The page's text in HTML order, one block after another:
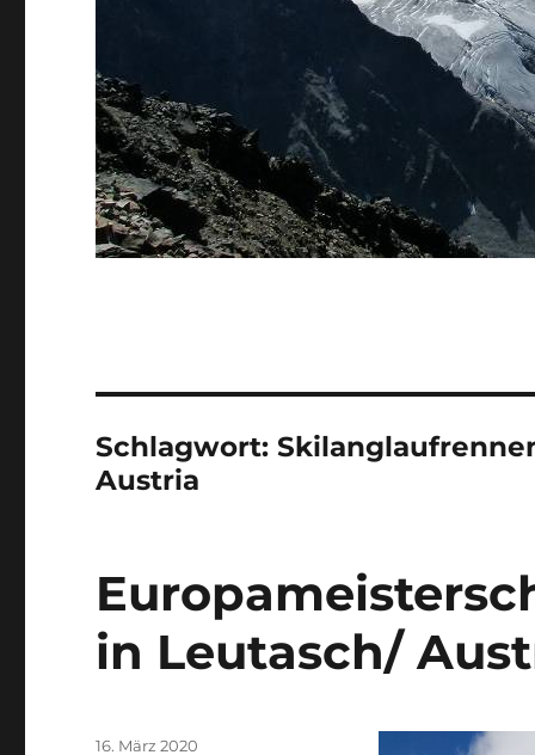
Schlagwort:
Austria
in Leutasch/
Veröffentlicht
16. März 2020